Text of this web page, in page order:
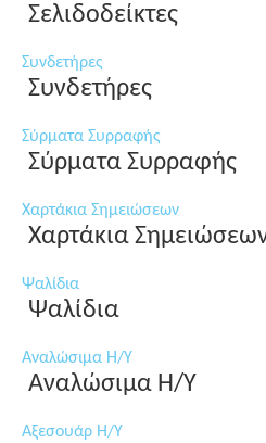
Σελιδοδείκτες
Συνδετήρες
Συνδετήρες
Σύρματα Συρραφής
Σύρματα Συρραφής
Χαρτάκια Σημειώσεων
Χαρτάκια
Ψαλίδια
Ψαλίδια
Αναλώσιμα Η/Υ
Αναλώσιμα Η/Υ
Αξεσουάρ Η/Υ